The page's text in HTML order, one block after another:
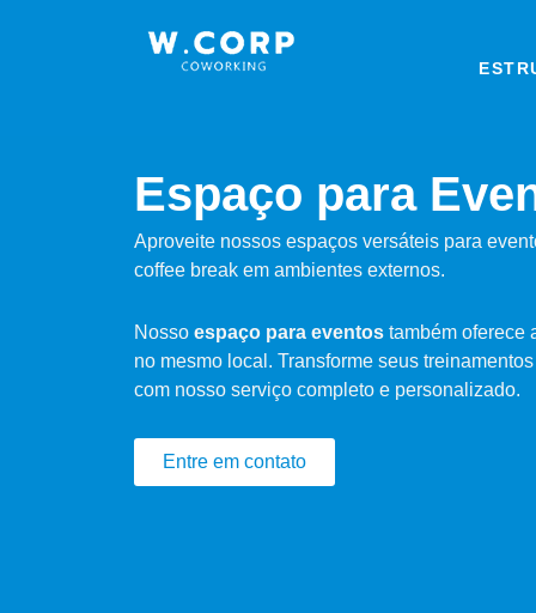
Espaço para
Aproveite nossos espaços versáteis para
coffee break em ambientes externos.
Nosso espaço para eventos também oferece
no mesmo local. Transforme seus
com nosso serviço completo e personalizado.
Entre em contato